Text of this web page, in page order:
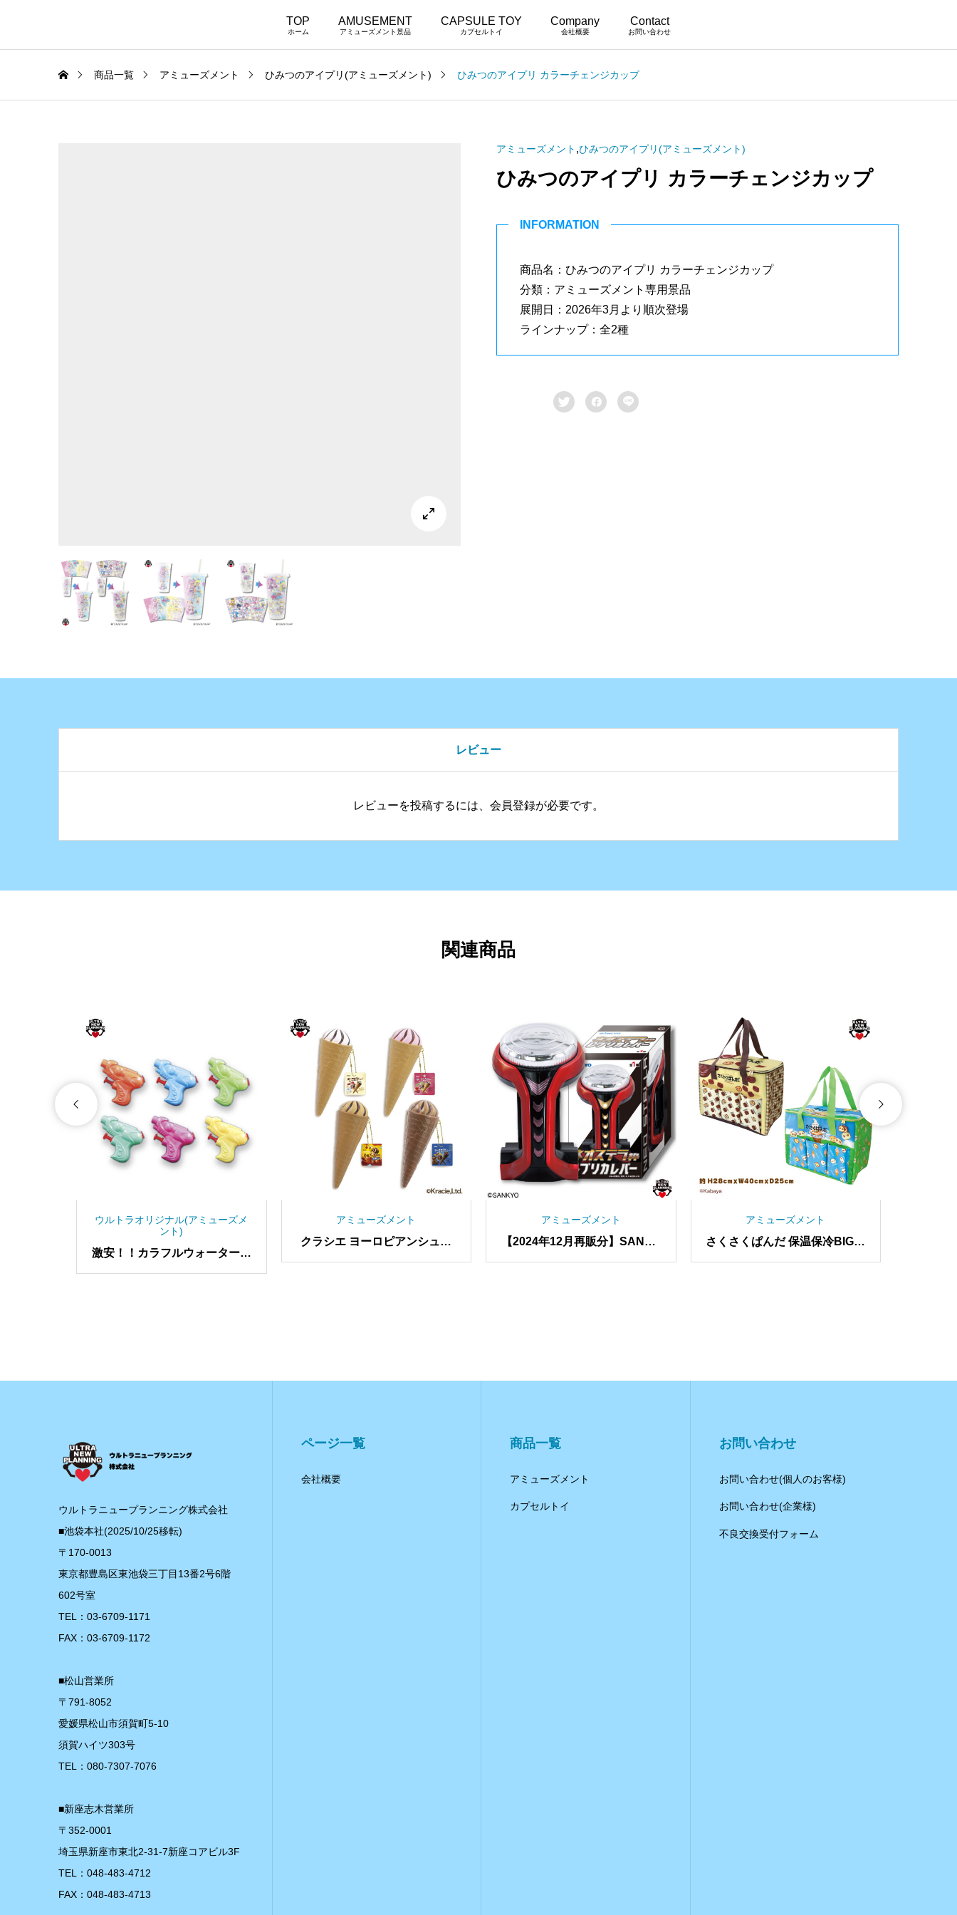
TOP
ホーム
AMUSEMENT
アミューズメント景品
CAPSULE TOY
カプセルトイ
Company
会社概要
Contact
お問い合わせ
商品一覧 アミューズメント ひみつのアイプリ(アミューズメント) ひみつのアイプリ カラーチェンジカップ

アミューズメント ,ひみつのアイプリ(アミューズメント)
ひみつのアイプリ カラーチェンジカップ
INFORMATION
商品名：ひみつのアイプリ カラーチェンジカップ
分類：アミューズメント専用景品
展開日：2026年3月より順次登場
ラインナップ：全2種
  
レビュー
レビューを投稿するには、会員登録が必要です。
関連商品
ウルトラオリジナル(アミューズメ
ント)
激安！！カラフルウォーターガ
ン2025
アミューズメント
クラシエ ヨーロピアンシュガ
ーコーン やわらかスクイーズB
アミューズメント
【2024年12月再販分】SANKY
O ネオステラ枠レプリカレバー
アミューズメント
さくさくぱんだ 保温保冷BIGマ
ルチバッグ
ウルトラニュープランニング株式会社
■池袋本社(2025/10/25移転)
〒170-0013
東京都豊島区東池袋三丁目13番2号6階
602号室
TEL：03-6709-1171
FAX：03-6709-1172
■松山営業所
〒791-8052
愛媛県松山市須賀町5-10
須賀ハイツ303号
TEL：080-7307-7076
■新座志木営業所
〒352-0001
埼玉県新座市東北2-31-7新座コアビル3F
TEL：048-483-4712
FAX：048-483-4713
ページ一覧
会社概要
商品一覧
アミューズメント
カプセルトイ
お問い合わせ
お問い合わせ(個人のお客様)
お問い合わせ(企業様)
不良交換受付フォーム